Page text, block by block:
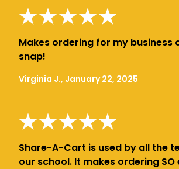
Makes ordering for my business
snap!
Virginia J., January 22, 2025
Share-A-Cart is used by all the
our school. It makes ordering